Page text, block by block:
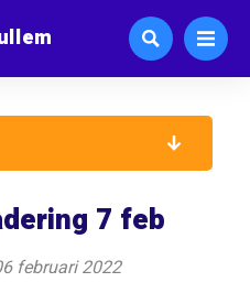
7 feb
februari 2022